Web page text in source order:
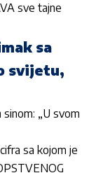
sve tajne
sa
svijetu,
sinom: „U svom
sa kojom je